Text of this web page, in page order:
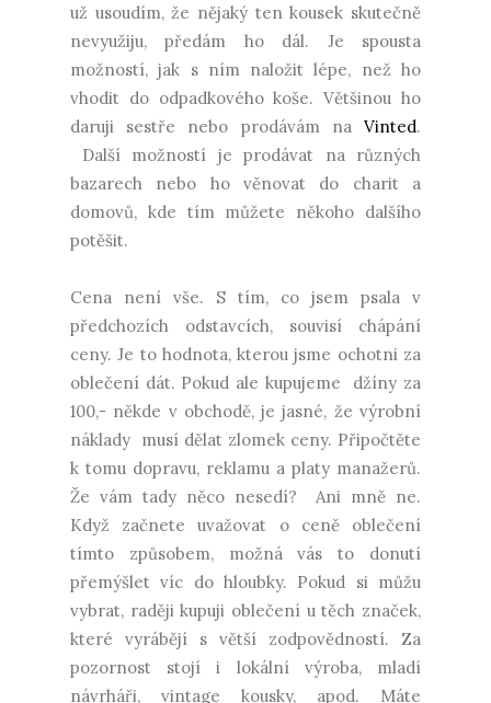
už usoudím, že nějaký ten kousek skutečně
nevyužiju, předám ho dál. Je spousta
možností, jak s ním naložit lépe, než ho
vhodit do odpadkového koše. Většinou ho
daruji sestře nebo prodávám na Vinted.
Další možností je prodávat na různých
bazarech nebo ho věnovat do charit a
domovů, kde tím můžete někoho dalšího
potěšit.
Cena není vše. S tím, co jsem psala v
předchozích odstavcích, souvisí chápání
ceny. Je to hodnota, kterou jsme ochotni za
oblečení dát. Pokud ale kupujeme džíny za
100,- někde v obchodě, je jasné, že výrobní
náklady musí dělat zlomek ceny. Připočtěte
k tomu dopravu, reklamu a platy manažerů.
Že vám tady něco nesedí? Ani mně ne.
Když začnete uvažovat o ceně oblečení
tímto způsobem, možná vás to donutí
přemýšlet víc do hloubky. Pokud si můžu
vybrat, raději kupuji oblečení u těch značek,
které vyrábějí s větší zodpovědností. Za
pozornost stojí i lokální výroba, mladí
návrháři, vintage kousky, apod. Máte